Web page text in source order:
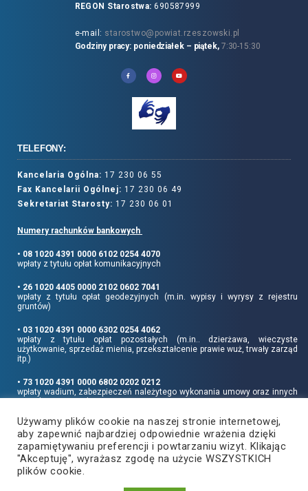
REGON Starostwa: 690587999
e-mail: starostwo@powiat.rzeszowski.pl
Godziny pracy: poniedziałek – piątek, 7:30-15:30
TELEFONY:
Kancelaria Ogólna: 17 230 06 55
Fax Kancelarii Ogólnej: 17 230 06 49
Sekretariat Starosty: 17 230 06 01
Numery rachunków bankowych
• 08 1020 4391 0000 6102 0254 4070
wpłaty z tytułu opłat komunikacyjnych
• 26 1020 4405 0000 2102 0602 7041
wpłaty z tytułu opłat geodezyjnych (m.in. wypisy i wyrysy z rejestru
gruntów)
• 03 1020 4391 0000 6302 0254 4062
wpłaty z tytułu opłat pozostałych (m.in.. dzierżawa, wieczyste
użytkowanie, sprzedaż mienia, przekształcenie prawie wuż, trwały zarząd
itp.)
• 73 1020 4391 0000 6802 0202 0212
wpłaty wadium, zabezpieczeń należytego wykonania umowy oraz innych
Informujemy, że opłatę skarbową należy uiszczać na rachunek Urzędu
Miasta Rzeszowa:
• 90 1240 6960 3851 0062 0000 0423
Używamy plików cookie na naszej stronie internetowej,
aby zapewnić najbardziej odpowiednie wrażenia dzięki
zapamiętywaniu preferencji i powtarzaniu wizyt. Klikając
"Akceptuję", wyrażasz zgodę na użycie WSZYSTKICH
plików cookie.